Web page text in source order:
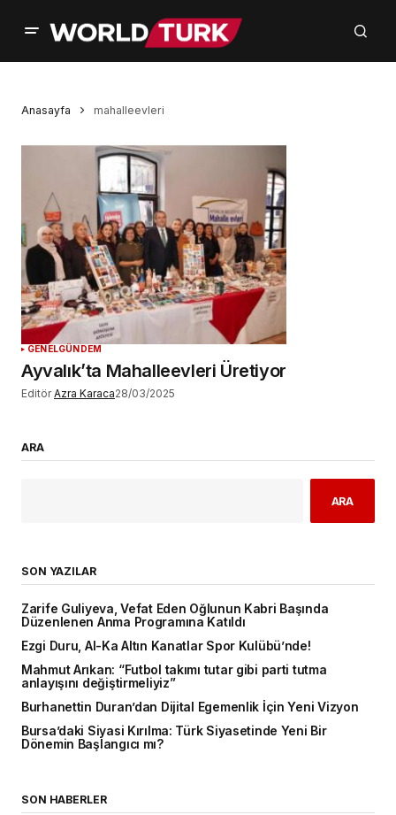
Anasayfa mahalleevleri
GENELGÜNDEM
Ayvalık’ta Mahalleevleri Üretiyor
Editör Azra Karaca28/03/2025
ARA
ARA
SON YAZILAR
Zarife Guliyeva, Vefat Eden Oğlunun Kabri Başında
Düzenlenen Anma Programına Katıldı
Ezgi Duru, Al-Ka Altın Kanatlar Spor Kulübü’nde!
Mahmut Arıkan: “Futbol takımı tutar gibi parti tutma
anlayışını değiştirmeliyiz”
Burhanettin Duran’dan Dijital Egemenlik İçin Yeni Vizyon
Bursa’daki Siyasi Kırılma: Türk Siyasetinde Yeni Bir
Dönemin Başlangıcı mı?
SON HABERLER